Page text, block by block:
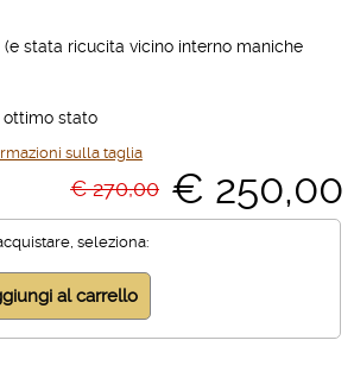
stata ricucita vicino interno maniche
stato
sulla taglia
€ 270,00 € 250,00
seleziona: